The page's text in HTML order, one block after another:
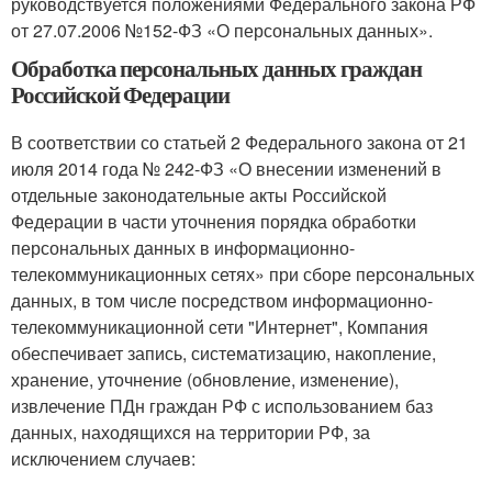
от 27.07.2006 №152-ФЗ «О персональных данных».
Обработка персональных данных граждан
Российской Федерации
В соответствии со статьей 2 Федерального закона от 21
июля 2014 года № 242-ФЗ «О внесении изменений в
отдельные законодательные акты Российской
Федерации в части уточнения порядка обработки
персональных данных в информационно-
телекоммуникационных сетях» при сборе персональных
данных, в том числе посредством информационно-
телекоммуникационной сети "Интернет", Компания
обеспечивает запись, систематизацию, накопление,
хранение, уточнение (обновление, изменение),
извлечение ПДн граждан РФ с использованием баз
данных, находящихся на территории РФ, за
исключением случаев: